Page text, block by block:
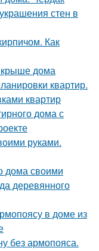
стен в
Как
крыше дома
квартир.
квартир
дома с
руками.
дома своими
деревянного
в доме из
без армопояса.